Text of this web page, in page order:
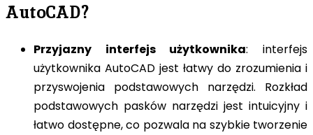
AutoCAD?
Przyjazny interfejs użytkownika: interfejs
użytkownika AutoCAD jest łatwy do zrozumienia i
przyswojenia podstawowych narzędzi. Rozkład
podstawowych pasków narzędzi jest intuicyjny i
łatwo dostępne, co pozwala na szybkie tworzenie